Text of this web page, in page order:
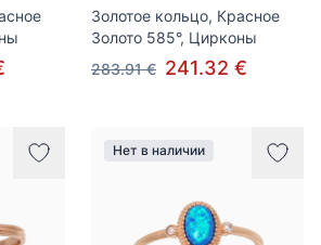
Золотое кольцо, Красное
Золото 585°, Цирконы
283.91 € 241.32 €
Нет в наличии